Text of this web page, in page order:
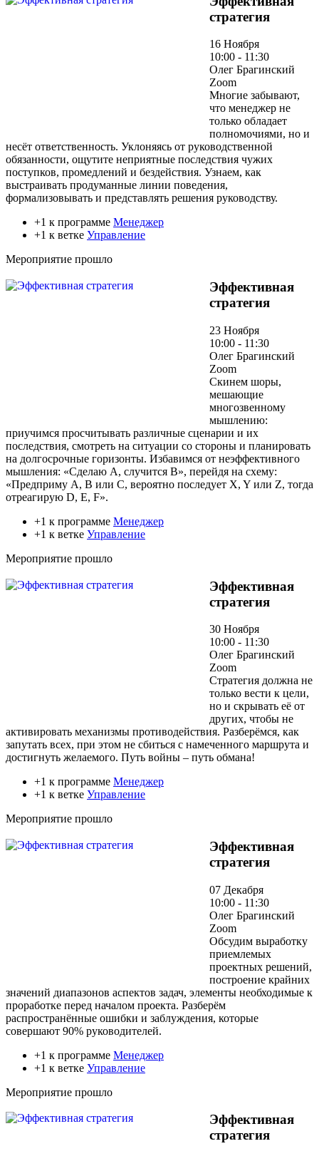
стратегия
16 Ноября
10:00 - 11:30
Олег Брагинский
Zoom
Многие забывают,
что менеджер не
только обладает
полномочиями, но и
несёт ответственность. Уклоняясь от руководственной
обязанности, ощутите неприятные последствия чужих
поступков, промедлений и бездействия. Узнаем, как
выстраивать продуманные линии поведения,
формализовывать и представлять решения руководству.
+1 к программе Менеджер
+1 к ветке Управление
Мероприятие прошло
Эффективная
стратегия
23 Ноября
10:00 - 11:30
Олег Брагинский
Zoom
Скинем шоры,
мешающие
многозвенному
мышлению:
приучимся просчитывать различные сценарии и их
последствия, смотреть на ситуации со стороны и планировать
на долгосрочные горизонты. Избавимся от неэффективного
мышления: «Сделаю A, случится B», перейдя на схему:
«Предприму A, B или C, вероятно последует X, Y или Z, тогда
отреагирую D, E, F».
+1 к программе Менеджер
+1 к ветке Управление
Мероприятие прошло
Эффективная
стратегия
30 Ноября
10:00 - 11:30
Олег Брагинский
Zoom
Стратегия должна не
только вести к цели,
но и скрывать её от
других, чтобы не
активировать механизмы противодействия. Разберёмся, как
запутать всех, при этом не сбиться с намеченного маршрута и
достигнуть желаемого. Путь войны – путь обмана!
+1 к программе Менеджер
+1 к ветке Управление
Мероприятие прошло
Эффективная
стратегия
07 Декабря
10:00 - 11:30
Олег Брагинский
Zoom
Обсудим выработку
приемлемых
проектных решений,
построение крайних
значений диапазонов аспектов задач, элементы необходимые к
проработке перед началом проекта. Разберём
распространённые ошибки и заблуждения, которые
совершают 90% руководителей.
+1 к программе Менеджер
+1 к ветке Управление
Мероприятие прошло
Эффективная
стратегия